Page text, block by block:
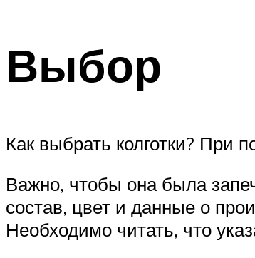
Выбор
Как выбрать колготки? При
Важно, чтобы она была
состав, цвет и данные о
Необходимо читать, что